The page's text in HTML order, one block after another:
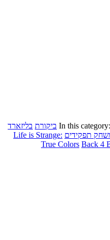
In this category: ביקורת בליזארד
תפקידים Life is Strange:
True Colors Back 4